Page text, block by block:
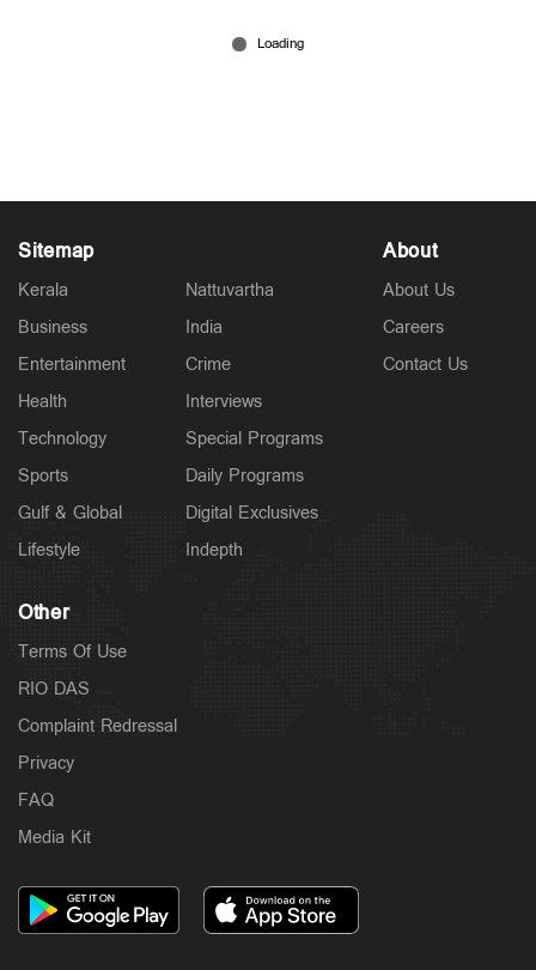
കാലവര്‍ഷം കനത്തു; പെയ്തിറങ്ങി ദുരിതവും;
ആലപ്പുഴയില്‍ വീടുകളില്‍ വെള്ളംകയറി
Sitemap
Kerala
Business
Entertainment
Health
Technology
Sports
Gulf & Global
Lifestyle
Nattuvartha
India
Crime
Interviews
Special Programs
Daily Programs
Digital Exclusives
Indepth
About
About Us
Careers
Contact Us
Other
Terms Of Use
RIO DAS
Complaint Redressal
Privacy
FAQ
Media Kit